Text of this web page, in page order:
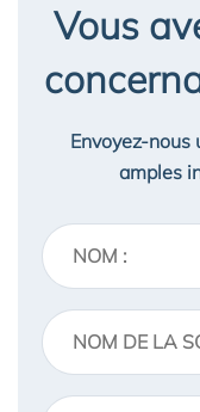
Vous
Envoyez-nous
amples